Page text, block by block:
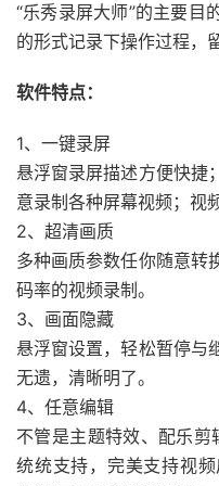
“乐秀录屏大师”的主要目
的形式记录下操作过程，
软件特点：
1、一键录屏
悬浮窗录屏描述方便快捷
意录制各种屏幕视频；视
2、超清画质
多种画质参数任你随意转
码率的视频录制。
3、画面隐藏
悬浮窗设置，轻松暂停与
无遗，清晰明了。
4、任意编辑
不管是主题特效、配乐
统统支持，完美支持视